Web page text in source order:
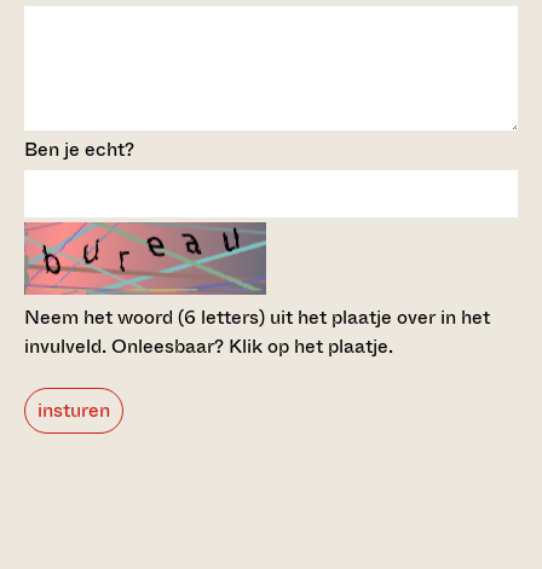
Ben je echt?
Neem het woord (6 letters) uit het plaatje over in het
invulveld.Onleesbaar? Klik op het plaatje.
insturen